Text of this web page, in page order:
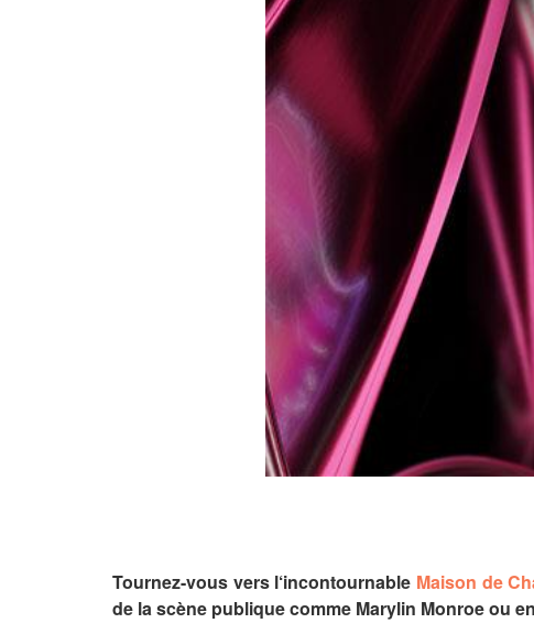
Tournez-vous vers l‘incontournable Maison de
de la scène publique comme Marylin Monroe ou